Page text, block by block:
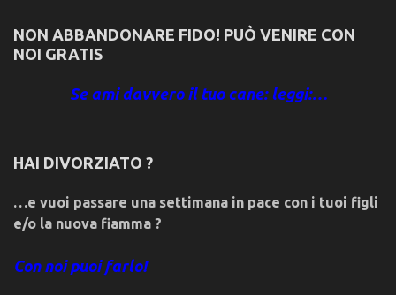
NON ABBANDONARE FIDO! PUÒ VENIRE CON
NOI GRATIS
Se ami davvero il tuo cane: leggi:…
HAI DIVORZIATO ?
…e vuoi passare una settimana in pace con i tuoi figli
e/o la nuova fiamma ?
Con noi puoi farlo!